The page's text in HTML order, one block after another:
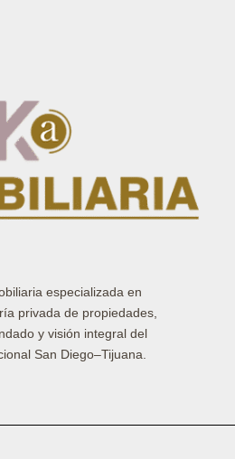
especializada en
privada de propiedades,
y visión integral del
San Diego–Tijuana.